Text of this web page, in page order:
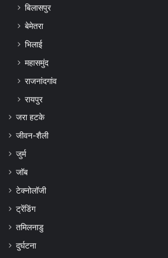
बिलासपुर
बेमेतरा
भिलाई
महासमुंद
राजनांदगांव
रायपुर
जरा हटके
जीवन-शैली
जुर्म
जॉब
टेक्नोलॉजी
ट्रेंडिंग
तमिलनाडु
दुर्घटना